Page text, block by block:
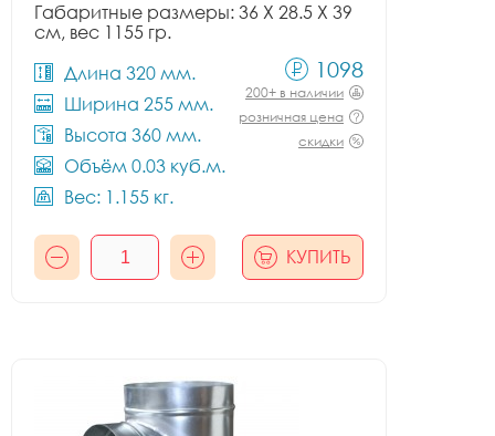
Габаритные размеры: 36 X 28.5 X 39
см, вес 1155 гр.
Длина 320 мм.
Ширина 255 мм.
Высота 360 мм.
Объём 0.03 куб.м.
Вес: 1.155 кг.
1098
200+ в наличии
розничная цена
скидки
КУПИТЬ